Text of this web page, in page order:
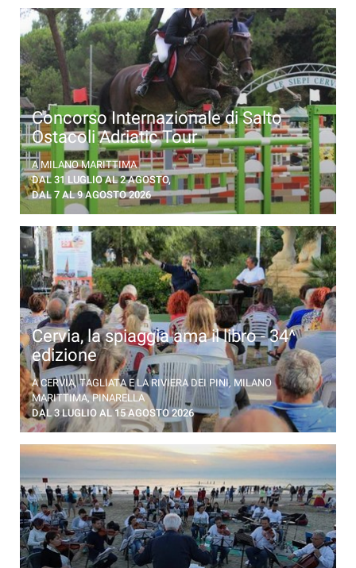
Concorso Internazionale di Salto
Ostacoli Adriatic Tour
A Le Siepi, due settimane di competizioni
internazionali con cavalieri da tutto il mondo.
A MILANO MARITTIMA
DAL 31 LUGLIO AL 2 AGOSTO,
DAL 7 AL 9 AGOSTO 2026
Cervia, la spiaggia ama il libro - 34^
edizione
Incontri con gli autori degli ultimi successi letterari.
Un programma ricco di appuntamenti
A CERVIA, TAGLIATA E LA RIVIERA DEI PINI, MILANO
MARITTIMA, PINARELLA
DAL 3 LUGLIO AL 15 AGOSTO 2026